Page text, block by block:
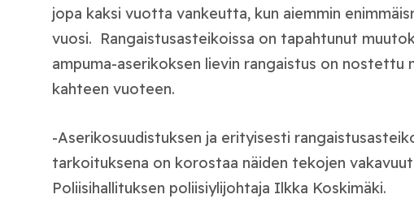
jopa kaksi vuotta vankeutta, kun aiemmin
vuosi. Rangaistusasteikoissa on tapahtunut
ampuma-aserikoksen lievin rangaistus on nostettu
kahteen vuoteen.
-Aserikosuudistuksen ja erityisesti
tarkoituksena on korostaa näiden tekojen
Poliisihallituksen poliisiylijohtaja Ilkka Koskimäki.